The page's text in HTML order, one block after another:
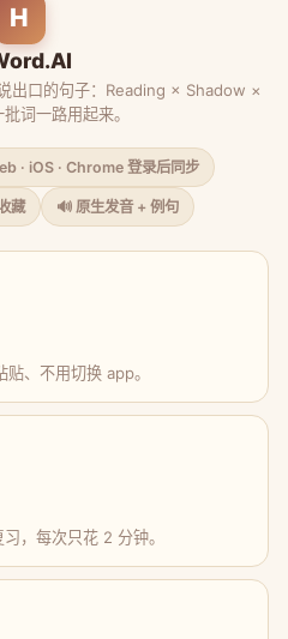
H
出口的句子：Reading × Shadow ×
词一路用起来。
· iOS · Chrome 登录后同步
藏 🔊 原生发音 + 例句
、不用切换 app。
，每次只花 2 分钟。